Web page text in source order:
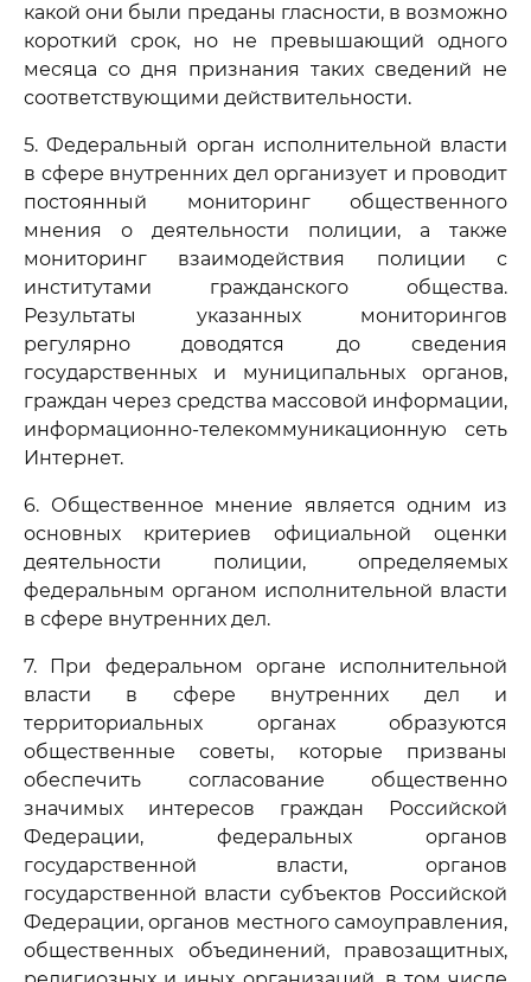
какой они были преданы гласности, в возможно
короткий срок, но не превышающий одного
месяца со дня признания таких сведений не
соответствующими действительности.
5. Федеральный орган исполнительной власти
в сфере внутренних дел организует и проводит
постоянный мониторинг общественного
мнения о деятельности полиции, а также
мониторинг взаимодействия полиции с
институтами гражданского общества.
Результаты указанных мониторингов
регулярно доводятся до сведения
государственных и муниципальных органов,
граждан через средства массовой информации,
информационно-телекоммуникационную сеть
Интернет.
6. Общественное мнение является одним из
основных критериев официальной оценки
деятельности полиции, определяемых
федеральным органом исполнительной власти
в сфере внутренних дел.
7. При федеральном органе исполнительной
власти в сфере внутренних дел и
территориальных органах образуются
общественные советы, которые призваны
обеспечить согласование общественно
значимых интересов граждан Российской
Федерации, федеральных органов
государственной власти, органов
государственной власти субъектов Российской
Федерации, органов местного самоуправления,
общественных объединений, правозащитных,